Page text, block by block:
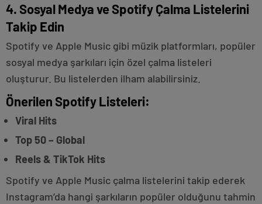
4. Sosyal Medya ve Spotify Çalma Listelerini
Takip Edin
Spotify ve Apple Music gibi müzik platformları, popüler
sosyal medya şarkıları için özel çalma listeleri
oluşturur. Bu listelerden ilham alabilirsiniz.
Önerilen Spotify Listeleri:
Viral Hits
Top 50 – Global
Reels & TikTok Hits
Spotify ve Apple Music çalma listelerini takip ederek
Instagram’da hangi şarkıların popüler olduğunu tahmin